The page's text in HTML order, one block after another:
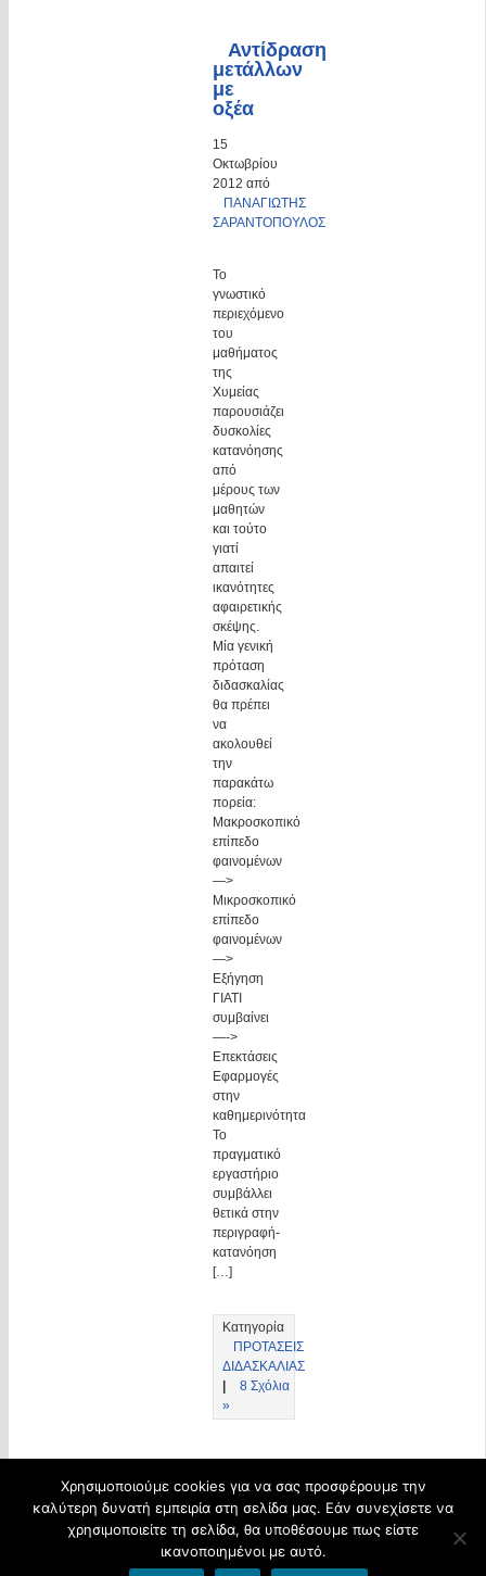
Αντίδραση
μετάλλων
με
οξέα
15
Οκτωβρίου
2012 από
ΠΑΝΑΓΙΩΤΗΣ
ΣΑΡΑΝΤΟΠΟΥΛΟΣ
Το
γνωστικό
περιεχόμενο
του
μαθήματος
της
Χυμείας
παρουσιάζει
δυσκολίες
κατανόησης
από
μέρους των
μαθητών
και τούτο
γιατί
απαιτεί
ικανότητες
αφαιρετικής
σκέψης.
Μία γενική
πρόταση
διδασκαλίας
θα πρέπει
να
ακολουθεί
την
παρακάτω
πορεία:
Μακροσκοπικό
επίπεδο
φαινομένων
—>
Μικροσκοπικό
επίπεδο
φαινομένων
—>
Εξήγηση
ΓΙΑΤΙ
συμβαίνει
—->
Επεκτάσεις
Εφαρμογές
στην
καθημερινότητα
Το
πραγματικό
εργαστήριο
συμβάλλει
θετικά στην
περιγραφή-
κατανόηση
[…]
Κατηγορία
ΠΡΟΤΑΣΕΙΣ
ΔΙΔΑΣΚΑΛΙΑΣ
8 Σχόλια
»
© 2026 ΠΑΝΑΓΙΩΤΗΣ ΣΑΡΑΝΤΟΠΟΥΛΟΣ Σχολικός Σύμβουλος Φυσικών Επιστημων
Φιλοξενείται από
Blogs.sch.gr
Όροι χρήσης blogs.sch.gr | Δήλωση προσβασιμότητας
Χρησιμοποιούμε cookies για να σας προσφέρουμε την
καλύτερη δυνατή εμπειρία στη σελίδα μας. Εάν συνεχίσετε να
χρησιμοποιείτε τη σελίδα, θα υποθέσουμε πως είστε
ικανοποιημένοι με αυτό.